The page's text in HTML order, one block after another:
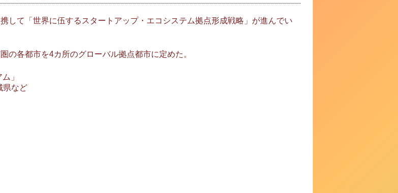
して「世界に伍するスタートアップ・エコシステム拠点形成戦略」が進んでい
各都市を4カ所のグローバル拠点都市に定めた。
」
県など